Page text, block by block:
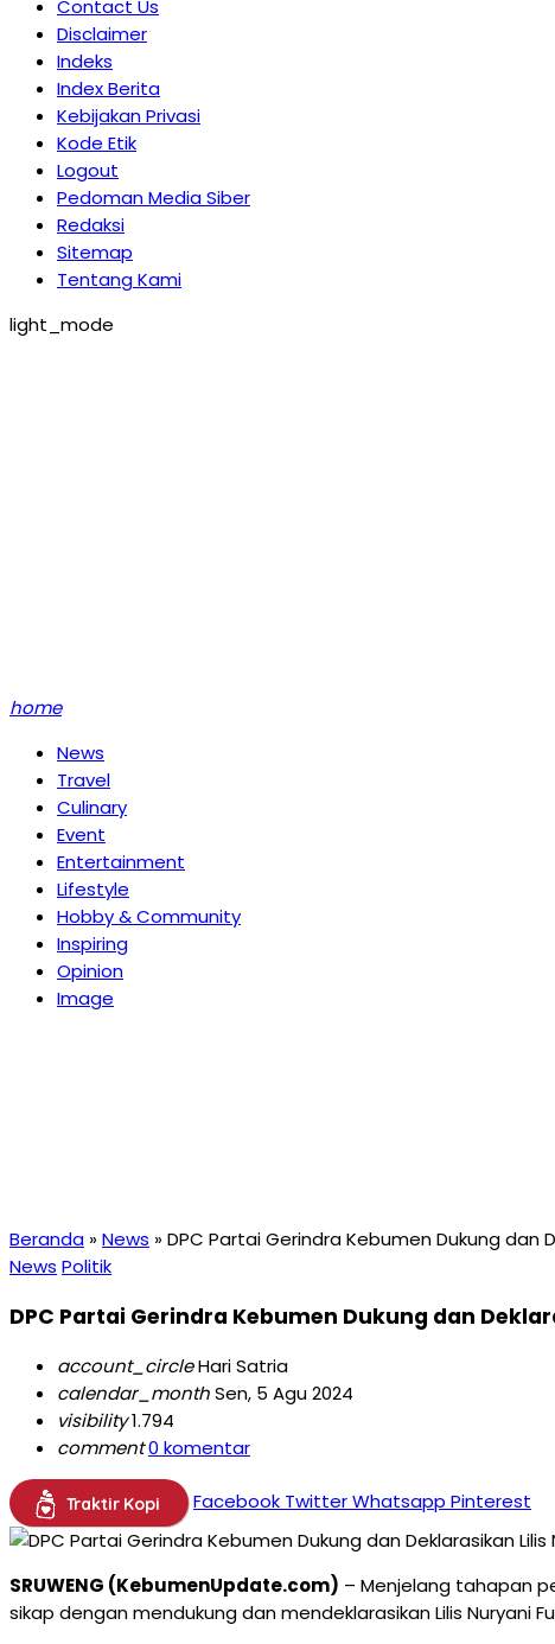
Contact Us
Disclaimer
Indeks
Index Berita
Kebijakan Privasi
Kode Etik
Logout
Pedoman Media Siber
Redaksi
Sitemap
Tentang Kami
light_mode
home
News
Travel
Culinary
Event
Entertainment
Lifestyle
Hobby & Community
Inspiring
Opinion
Image
Beranda »News »DPC Partai Gerindra Kebumen Dukung dan
News Politik
DPC Partai Gerindra Kebumen Dukung dan
account_circleHari Satria
calendar_monthSen, 5 Agu 2024
visibility1.794
comment0 komentar
Traktir Kopi Facebook TwitterWhatsapp Pinterest
SRUWENG (KebumenUpdate.com) – Menjelang tahapan
sikap dengan mendukung dan mendeklarasikan Lilis Nuryani